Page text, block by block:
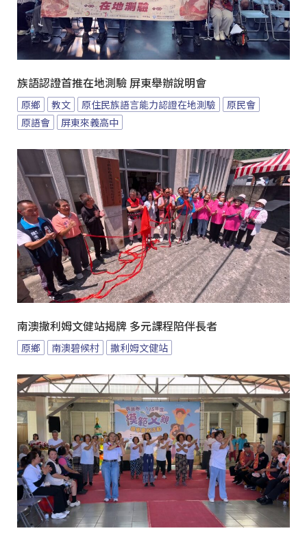
族語認證首推在地測驗 屏東舉辦說明會
原鄉 教文 原住民族語言能力認證在地測驗
原民會
原語會
屏東來義高中
南澳撒利姆文健站揭牌 多元課程陪伴長者
原鄉 南澳碧候村 撒利姆文健站